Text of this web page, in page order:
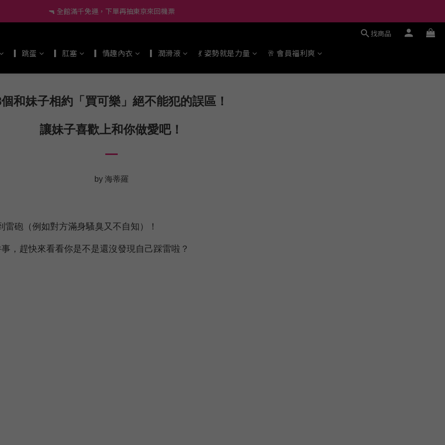
🔫 全館滿千免運，下單再抽東京來回機票
🔫 全館滿千免運，下單再抽東京來回機票
🔫 全館滿千免運，下單再抽東京來回機票
找商品
▎跳蛋 ▎肛塞 ▎情趣內衣 ▎潤滑液 💃 姿勢就是力量 🥂 會員福利爽
和妹子相約「買可樂」絕不能犯的誤區！
讓妹子喜歡上和你做愛吧！
by 海蒂羅
砲（例如對方滿身騷臭又不自知）！
，趕快來看看你是不是還沒發現自己踩雷啦？